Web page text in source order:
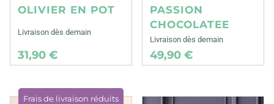
OLIVIER EN POT
Livraison dès demain
31,90 €
PASSION
CHOCOLATEE
Livraison dès demain
49,90 €
Frais de livraison réduits